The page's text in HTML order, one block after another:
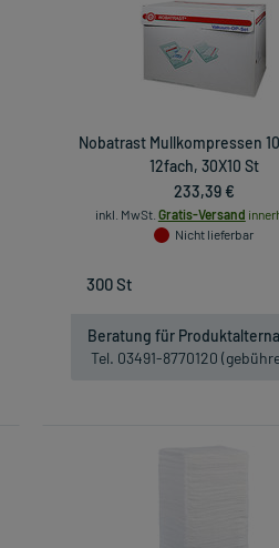
Nobatrast Mullkompressen
12fach, 30X10 St
233,39 €
inkl. MwSt. Gratis-Versand
Nicht lieferbar
Beratung für
Tel. 03491-8770120